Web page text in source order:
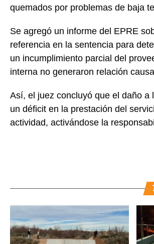
quemados por problemas de baja
Se agregó un informe del EPRE
referencia en la sentencia para
un incumplimiento parcial del
interna no generaron relación
Así, el juez concluyó que el daño
un déficit en la prestación del
actividad, activándose la